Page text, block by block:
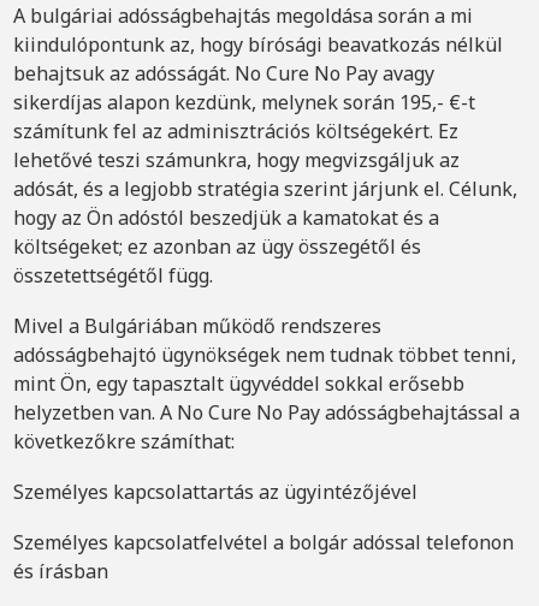
A bulgáriai adósságbehajtás megoldása során a mi
kiindulópontunk az, hogy bírósági beavatkozás nélkül
behajtsuk az adósságát. No Cure No Pay avagy
sikerdíjas alapon kezdünk, melynek során 195,- €-t
számítunk fel az adminisztrációs költségekért. Ez
lehetővé teszi számunkra, hogy megvizsgáljuk az
adósát, és a legjobb stratégia szerint járjunk el. Célunk,
hogy az Ön adóstól beszedjük a kamatokat és a
költségeket; ez azonban az ügy összegétől és
összetettségétől függ.
Mivel a Bulgáriában működő rendszeres
adósságbehajtó ügynökségek nem tudnak többet tenni,
mint Ön, egy tapasztalt ügyvéddel sokkal erősebb
helyzetben van. A No Cure No Pay adósságbehajtással a
következőkre számíthat:
Személyes kapcsolattartás az ügyintézőjével
Személyes kapcsolatfelvétel a bolgár adóssal telefonon
és írásban